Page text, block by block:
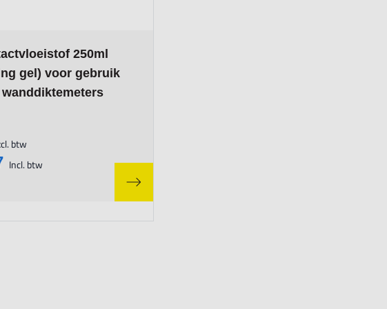
250ml
gel) voor gebruik
on the options chosen on the product page
Incl. btw
btw